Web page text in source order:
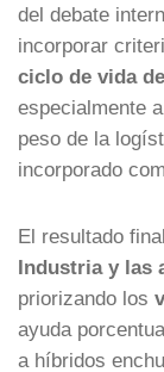
del debate
incorporar
ciclo de vida
especialmente
peso de la
incorporado
El resultado
Industria y las
priorizando los
ayuda
a híbridos